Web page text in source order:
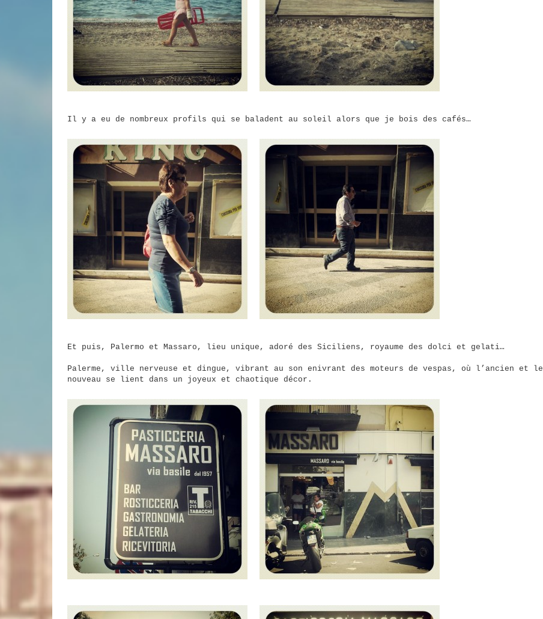
Il y a eu de nombreux profils qui se baladent au soleil alors que je bois des cafés…
Et puis, Palermo et Massaro, lieu unique, adoré des Siciliens, royaume des dolci et gelati…
Palerme, ville nerveuse et dingue, vibrant au son enivrant des moteurs de vespas, où l’ancien et le
nouveau se lient dans un joyeux et chaotique décor.